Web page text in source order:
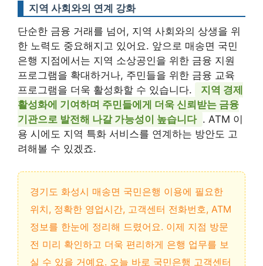
지역 사회와의 연계 강화
단순한 금융 거래를 넘어, 지역 사회와의 상생을 위
한 노력도 중요해지고 있어요. 앞으로 매송면 국민
은행 지점에서는 지역 소상공인을 위한 금융 지원
프로그램을 확대하거나, 주민들을 위한 금융 교육
프로그램을 더욱 활성화할 수 있습니다.
지역 경제
활성화에 기여하며 주민들에게 더욱 신뢰받는 금융
기관으로 발전해 나갈 가능성이 높습니다 . ATM 이
용 시에도 지역 특화 서비스를 연계하는 방안도 고
려해볼 수 있겠죠.
경기도 화성시 매송면 국민은행 이용에 필요한
위치, 정확한 영업시간, 고객센터 전화번호, ATM
정보를 한눈에 정리해 드렸어요. 이제 지점 방문
전 미리 확인하고 더욱 편리하게 은행 업무를 보
실 수 있을 거예요. 오늘 바로 국민은행 고객센터